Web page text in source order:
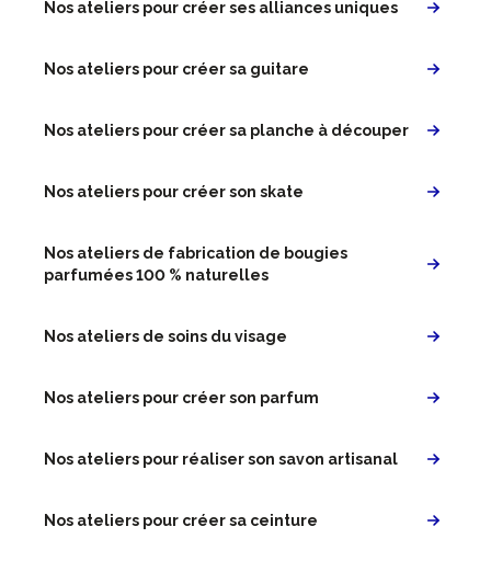
Nos ateliers pour créer ses alliances uniques
Nos ateliers pour créer sa guitare
Nos ateliers pour créer sa planche à découper
Nos ateliers pour créer son skate
Nos ateliers de fabrication de bougies
parfumées 100 % naturelles
Nos ateliers de soins du visage
Nos ateliers pour créer son parfum
Nos ateliers pour réaliser son savon artisanal
Nos ateliers pour créer sa ceinture